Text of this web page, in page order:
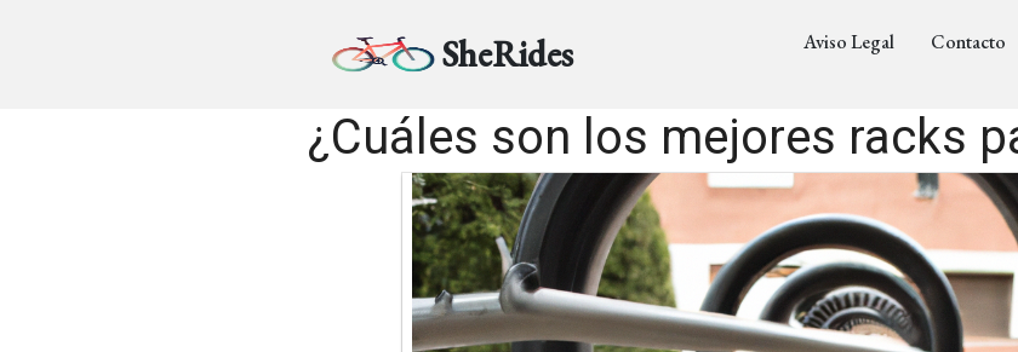
SheRides Aviso Legal Contacto
¿Cuáles son los mejores racks